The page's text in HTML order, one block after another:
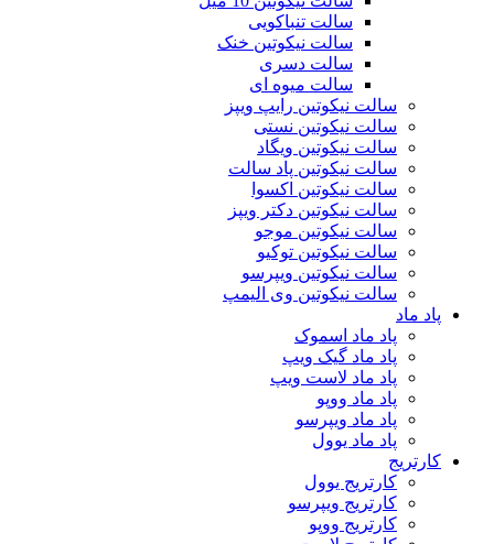
سالت تنباکویی
سالت نیکوتین خنک
سالت دسری
سالت میوه ای
سالت نیکوتین رایپ ویپز
سالت نیکوتین نستی
سالت نیکوتین ویگاد
سالت نیکوتین پاد سالت
سالت نیکوتین اکسوا
سالت نیکوتین دکتر ویپز
سالت نیکوتین موجو
سالت نیکوتین توکیو
سالت نیکوتین ویپرسو
سالت نیکوتین وی الیمپ
پاد ماد
پاد ماد اسموک
پاد ماد گیک ویپ
پاد ماد لاست ویپ
پاد ماد ووپو
پاد ماد ویپرسو
پاد ماد یوول
کارتریج
کارتریج یوول
کارتریج ویپرسو
کارتریج ووپو